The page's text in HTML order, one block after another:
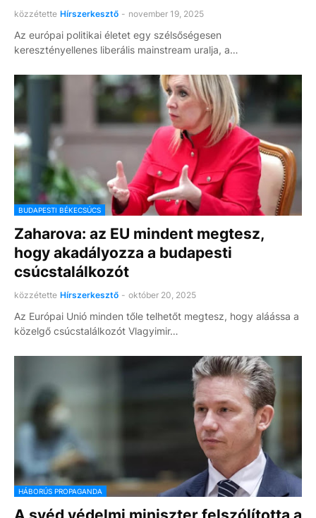
közzétette Hírszerkesztő - november 19, 2025
Az európai politikai életet egy szélsőségesen
keresztényellenes liberális mainstream uralja, a…
BUDAPESTI BÉKECSÚCS
Zaharova: az EU mindent megtesz,
hogy akadályozza a budapesti
csúcstalálkozót
közzétette Hírszerkesztő - október 20, 2025
Az Európai Unió minden tőle telhetőt megtesz, hogy aláássa a
közelgő csúcstalálkozót Vlagyimir…
HÁBORÚS PROPAGANDA